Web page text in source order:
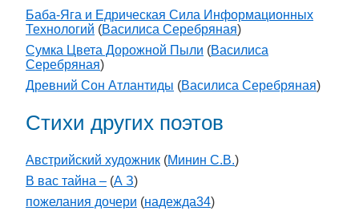
Баба-Яга и Едрическая Сила Информационных
Технологий (Василиса Серебряная)
Сумка Цвета Дорожной Пыли (Василиса
Серебряная)
Древний Сон Атлантиды (Василиса Серебряная)
Стихи других поэтов
Австрийский художник (Минин С.В.)
В вас тайна – (А З)
пожелания дочери (надежда34)